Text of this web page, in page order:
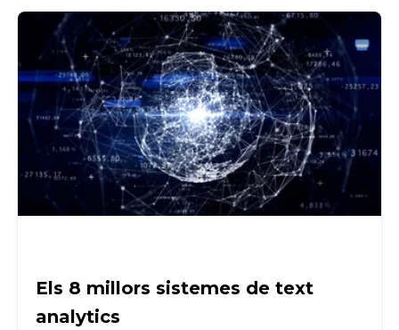
Els 8 millors sistemes de text
analytics